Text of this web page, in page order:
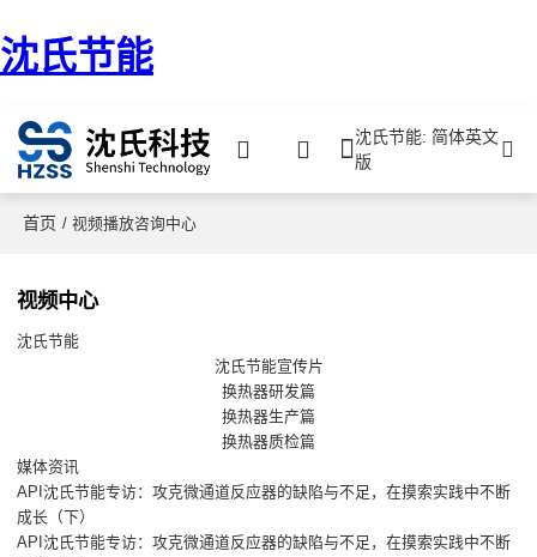
沈氏节能
沈氏节能: 简体英文
版
首页 / 视频播放咨询中心
视频中心
沈氏节能
沈氏节能宣传片
换热器研发篇
换热器生产篇
换热器质检篇
媒体资讯
API沈氏节能专访：攻克微通道反应器的缺陷与不足，在摸索实践中不断
成长（下）
API沈氏节能专访：攻克微通道反应器的缺陷与不足，在摸索实践中不断